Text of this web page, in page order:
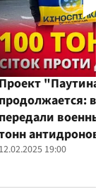
Проект "Паутина"
продолжается:
передали
12.02.2025 19:00